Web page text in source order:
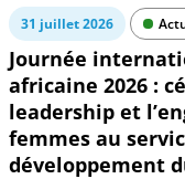
31 juillet 2026
Journée
africaine 2026 :
leadership et
femmes au
développement